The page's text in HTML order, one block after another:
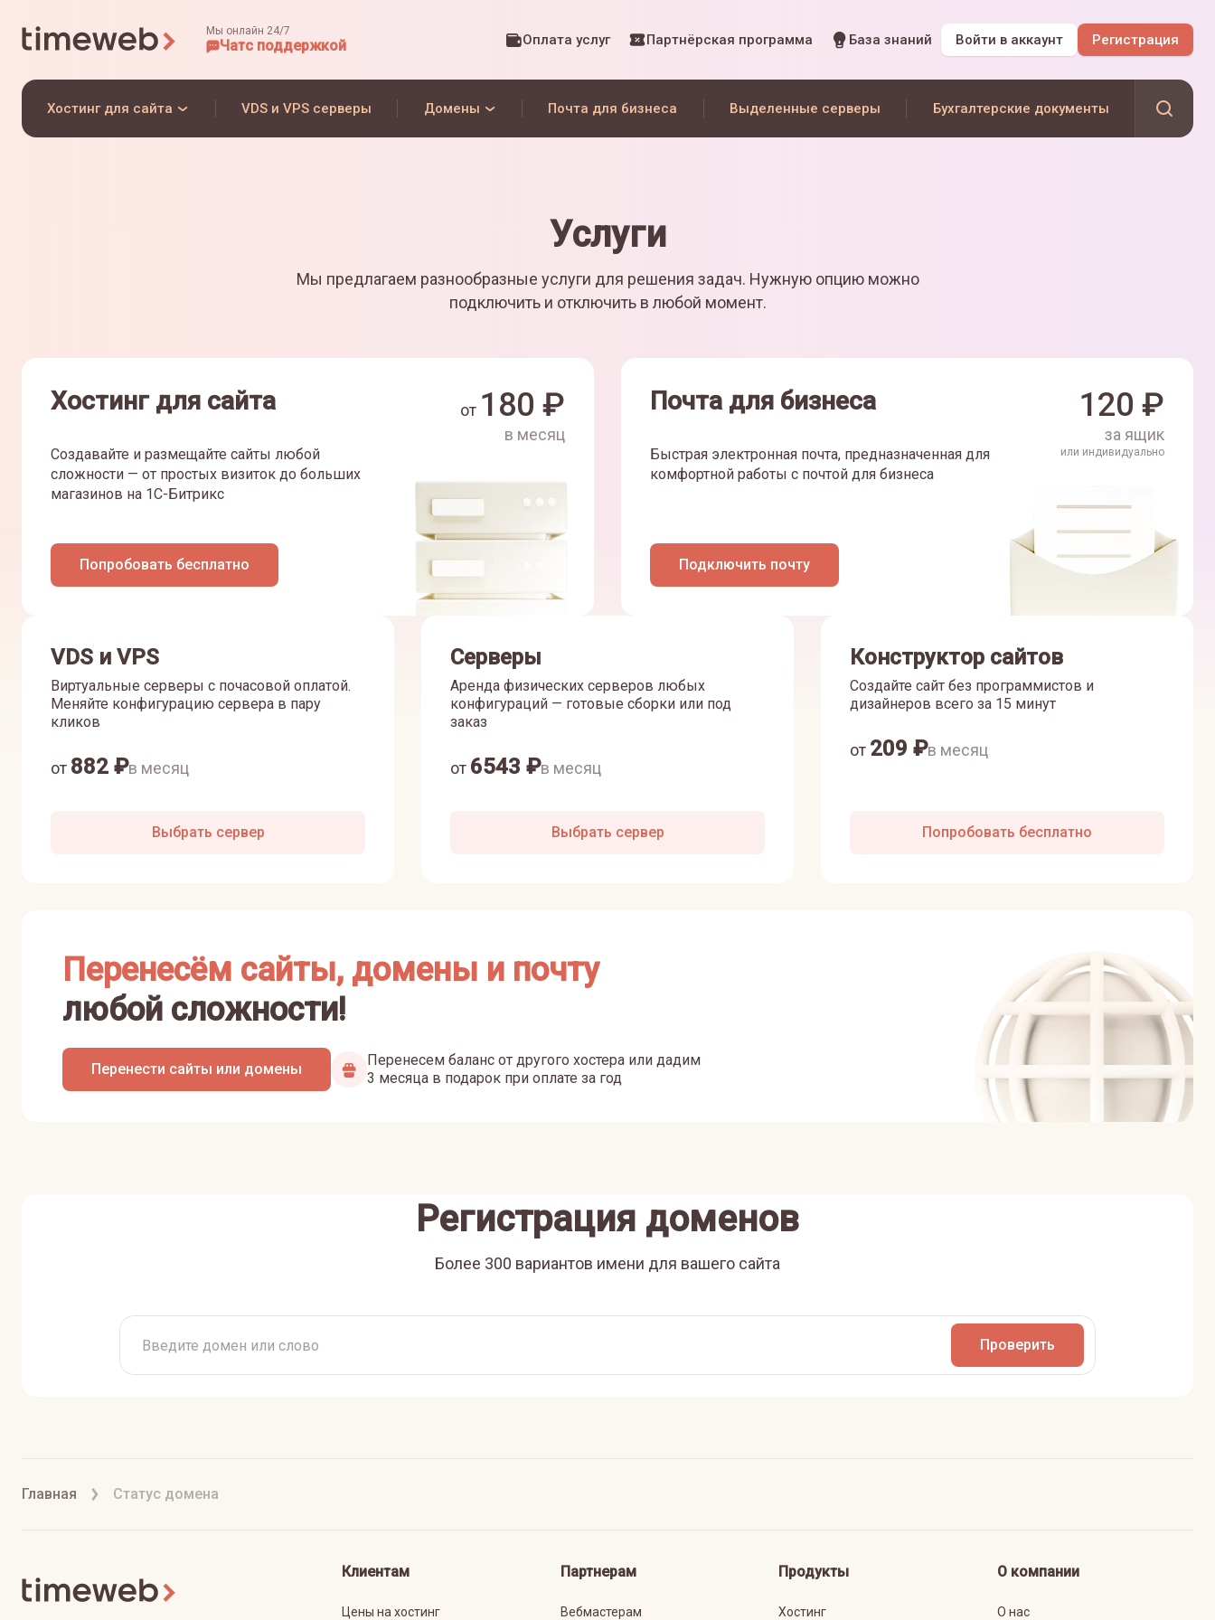
Мы онлайн 24/7
Чатс поддержкой Оплата услуг Партнёрская программа База знаний Войти в аккаунт Регистрация
Хостинг для сайта VDS и VPS серверы Домены Почта для бизнеса Выделенные серверы Бухгалтерские документы
Услуги
Мы предлагаем разнообразные услуги для решения задач. Нужную опцию можно
подключить и отключить в любой момент.
Хостинг для сайта
Создавайте и размещайте сайты любой
сложности — от простых визиток до больших
магазинов на 1С-Битрикс
Попробовать бесплатно
от 180 ₽
в месяц
Почта для бизнеса
Быстрая электронная почта, предназначенная для
комфортной работы с почтой для бизнеса
Подключить почту
120 ₽
за ящик
или индивидуально
VDS и VPS
Виртуальные серверы с почасовой оплатой.
Меняйте конфигурацию сервера в пару
кликов
от 882 ₽в месяц
Выбрать сервер
Серверы
Аренда физических серверов любых
конфигураций — готовые сборки или под
заказ
от 6543 ₽в месяц
Выбрать сервер
Конструктор сайтов
Создайте сайт без программистов и
дизайнеров всего за 15 минут
от 209 ₽в месяц
Попробовать бесплатно
Перенесём сайты, домены и почту
любой сложности!
Перенести сайты или домены
Перенесем баланс от другого хостера или дадим
3 месяца в подарок при оплате за год
Регистрация доменов
Более 300 вариантов имени для вашего сайта
Проверить
Главная Статус домена
Клиентам
Цены на хостинг
Партнерам
Вебмастерам
Продукты
Хостинг
О компании
О нас